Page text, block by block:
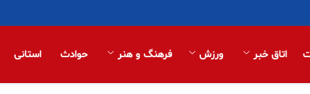
اتاق خبر ورزش فرهنگ و هنر حوادث استانی